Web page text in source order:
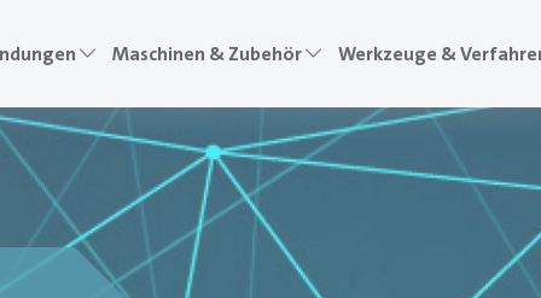
Maschinen & Zubehör Werkzeuge &